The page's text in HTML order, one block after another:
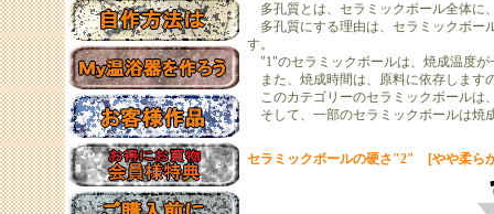
多孔質とは、セラミックボール全体に
多孔質にする理由は、セラミックボー
す。
"1"のセラミックボールは、焼成温度が
また、焼成時間は、原料に依存します
このカテゴリーのセラミックボールは
そして、一部のセラミックボールは焼
セラミックボールの硬さ"2" [やや柔ら